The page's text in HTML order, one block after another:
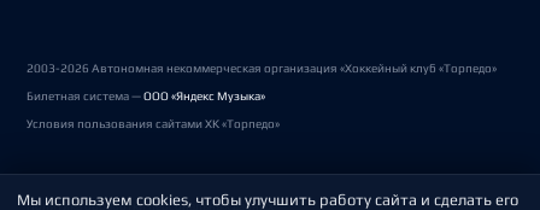
2003-2026 Автономная некоммерческая организация «Хоккейный клуб «Торпедо»
Билетная система —ООО «Яндекс Музыка»
Условия пользования сайтами ХК «Торпедо»
Политика обработки персональных данных
Мы используем cookies, чтобы улучшить работу сайта и сделать его